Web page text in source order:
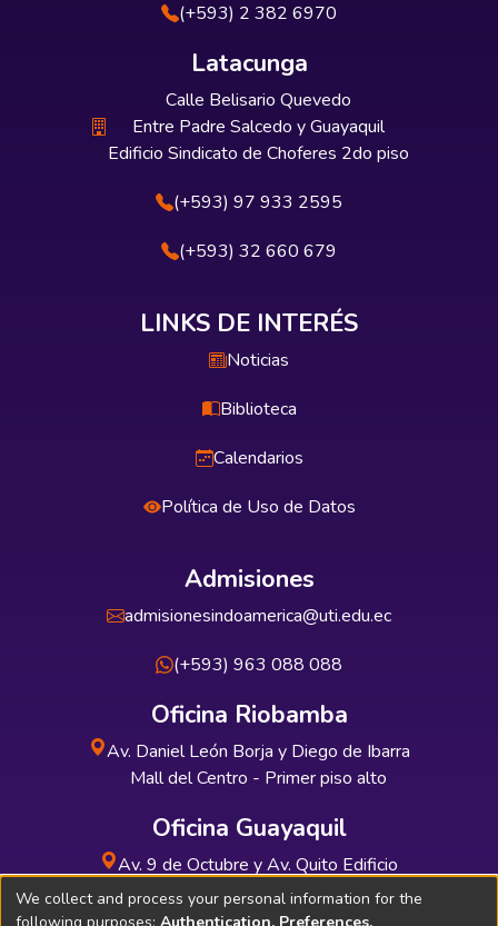
(+593) 2 382 6970
Latacunga
Calle Belisario Quevedo
Entre Padre Salcedo y Guayaquil
Edificio Sindicato de Choferes 2do piso
(+593) 97 933 2595
(+593) 32 660 679
LINKS DE INTERÉS
Noticias
Biblioteca
Calendarios
Política de Uso de Datos
Admisiones
admisionesindoamerica@uti.edu.ec
(+593) 963 088 088
Oficina Riobamba
Av. Daniel León Borja y Diego de Ibarra
Mall del Centro - Primer piso alto
Oficina Guayaquil
Av. 9 de Octubre y Av. Quito Edificio
INDUAUTO - Planta baja
We collect and process your personal information for the